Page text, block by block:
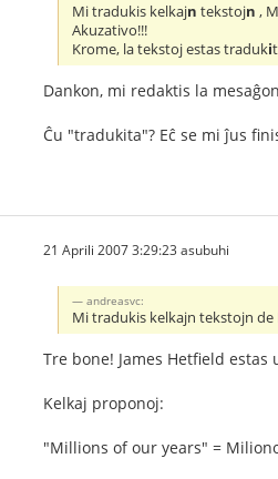
Mi tradukis kelkajn tekstojn ,
Akuzativo!!!
Krome, la tekstoj estas traduki
Dankon, mi redaktis la
Ĉu "tradukita"? Eĉ se mi ĵus
21 Aprili 2007 3:29:23 asubuhi
andreasvc:
Mi tradukis kelkajn tekstojn de
Tre bone! James Hetfield
Kelkaj proponoj:
"Millions of our years" =